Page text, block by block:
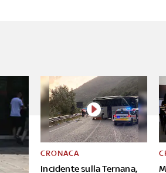
Incidente sulla Ternana,
CRONACA